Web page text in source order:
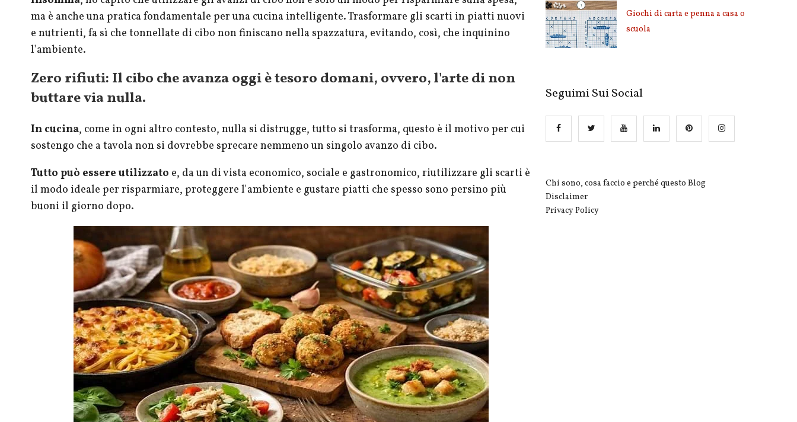
ma è anche una pratica fondamentale per una cucina intelligente. Trasformare gli scarti in piatti nuovi
e nutrienti, fa sì che tonnellate di cibo non finiscano nella spazzatura, evitando, così, che inquinino
l'ambiente.
Zero rifiuti: Il cibo che avanza oggi è tesoro domani, ovvero, l'arte di non
buttare via nulla.
In cucina, come in ogni altro contesto, nulla si distrugge, tutto si trasforma, questo è il motivo per cui
sostengo che a tavola non si dovrebbe sprecare nemmeno un singolo avanzo di cibo.
Tutto può essere utilizzato e, da un di vista economico, sociale e gastronomico, riutilizzare gli scarti è
il modo ideale per risparmiare, proteggere l'ambiente e gustare piatti che spesso sono persino più
buoni il giorno dopo.
Giochi di carta e penna a casa o
scuola
Seguimi Sui Social
Chi sono, cosa faccio e perché questo Blog
Disclaimer
Privacy Policy